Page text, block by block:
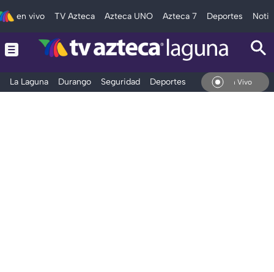
en vivo TV Azteca Azteca UNO Azteca 7 Deportes
La Laguna Durango Seguridad Deportes Entretenimiento
En Vivo